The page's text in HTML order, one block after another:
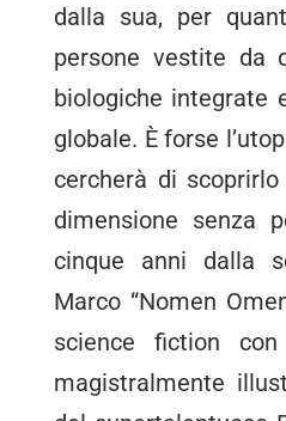
dalla sua, per
persone vestite da
biologiche integrate
globale. È forse
cercherà di
dimensione senza
cinque anni dalla
Marco “Nomen
science fiction
magistralmente